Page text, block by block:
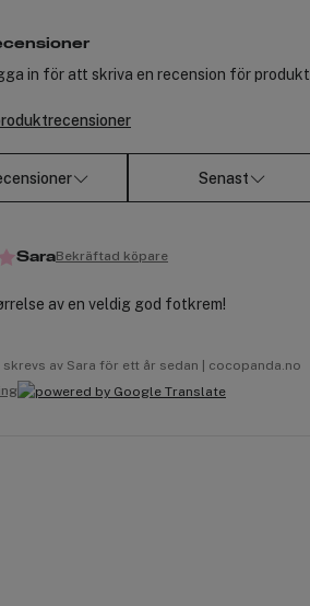
in för att skriva en recension för
Senast
SaraBekräftad köpare
av en veldig god fotkrem!
skrevs av Sara för ett år sedan | cocopanda.no